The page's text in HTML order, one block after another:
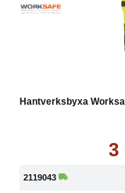
Tvättråd:
Tvättråd
Strykning låg
Ej kemtvätt
Hantverksbyxa
3
2119043